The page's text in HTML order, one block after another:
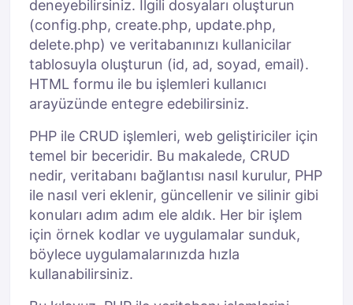
deneyebilirsiniz. İlgili dosyaları oluşturun
(config.php, create.php, update.php,
delete.php) ve veritabanınızı kullanicilar
tablosuyla oluşturun (id, ad, soyad, email).
HTML formu ile bu işlemleri kullanıcı
arayüzünde entegre edebilirsiniz.
PHP ile CRUD işlemleri, web geliştiriciler için
temel bir beceridir. Bu makalede, CRUD
nedir, veritabanı bağlantısı nasıl kurulur, PHP
ile nasıl veri eklenir, güncellenir ve silinir gibi
konuları adım adım ele aldık. Her bir işlem
için örnek kodlar ve uygulamalar sunduk,
böylece uygulamalarınızda hızla
kullanabilirsiniz.